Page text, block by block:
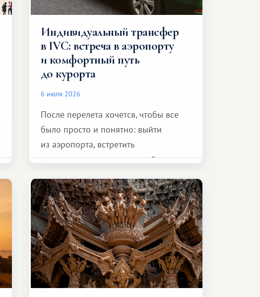
Индивидуальный трансфер
в IVC: встреча в аэропорту
и комфортный путь
до курорта
6 июля 2026
После перелета хочется, чтобы все
было просто и понятно: выйти
из аэропорта, встретить
представителя транспортной
и спокойно доехать до курорта.